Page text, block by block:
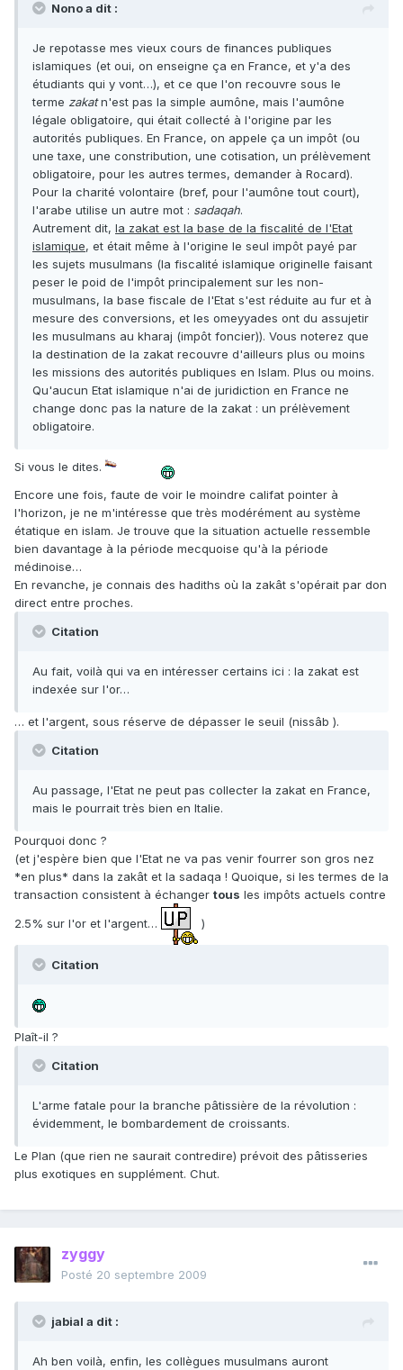
Nono a dit :
Je repotasse mes vieux cours de finances publiques
islamiques (et oui, on enseigne ça en France, et y'a des
étudiants qui y vont…), et ce que l'on recouvre sous le
terme zakatn'est pas la simple aumône, mais l'aumône
légale obligatoire, qui était collecté à l'origine par les
autorités publiques. En France, on appele ça un impôt (ou
une taxe, une constribution, une cotisation, un prélèvement
obligatoire, pour les autres termes, demander à Rocard).
Pour la charité volontaire (bref, pour l'aumône tout court),
l'arabe utilise un autre mot : sadaqah.
Autrement dit, la zakat est la base de la fiscalité de l'Etat
islamique, et était même à l'origine le seul impôt payé par
les sujets musulmans (la fiscalité islamique originelle faisant
peser le poid de l'impôt principalement sur les non-
musulmans, la base fiscale de l'Etat s'est réduite au fur et à
mesure des conversions, et les omeyyades ont du assujetir
les musulmans au kharaj (impôt foncier)). Vous noterez que
la destination de la zakat recouvre d'ailleurs plus ou moins
les missions des autorités publiques en Islam. Plus ou moins.
Qu'aucun Etat islamique n'ai de juridiction en France ne
change donc pas la nature de la zakat : un prélèvement
obligatoire.
Si vous le dites.
Encore une fois, faute de voir le moindre califat pointer à
l'horizon, je ne m'intéresse que très modérément au système
étatique en islam. Je trouve que la situation actuelle ressemble
bien davantage à la période mecquoise qu'à la période
médinoise…
En revanche, je connais des hadiths où la zakât s'opérait par don
direct entre proches.
Citation
Au fait, voilà qui va en intéresser certains ici : la zakat est
indexée sur l'or…
… et l'argent, sous réserve de dépasser le seuil (nissâb ).
Citation
Au passage, l'Etat ne peut pas collecter la zakat en France,
mais le pourrait très bien en Italie.
Pourquoi donc ?
(et j'espère bien que l'Etat ne va pas venir fourrer son gros nez
*en plus* dans la zakât et la sadaqa ! Quoique, si les termes de la
transaction consistent à échanger tous les impôts actuels contre
2.5% sur l'or et l'argent…
)
Citation
Plaît-il ?
Citation
L'arme fatale pour la branche pâtissière de la révolution :
évidemment, le bombardement de croissants.
Le Plan (que rien ne saurait contredire) prévoit des pâtisseries
plus exotiques en supplément. Chut.
zyggy
Posté 20 septembre 2009
jabial a dit :
Ah ben voilà, enfin, les collègues musulmans auront